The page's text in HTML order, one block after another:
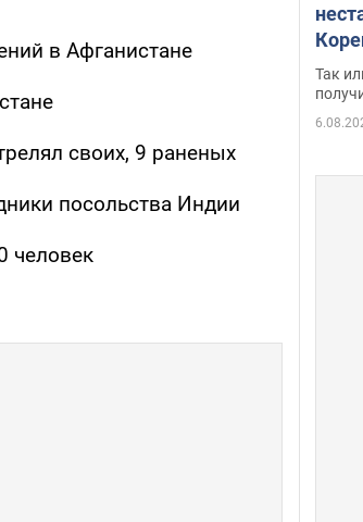
в Афганистане
своих, 9 раненых
посольства Индии
человек
Так